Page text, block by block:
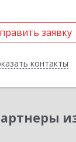
заявку
контакты
заявку
Назад